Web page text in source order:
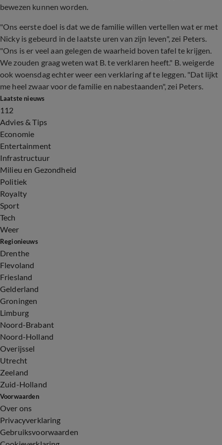
bewezen kunnen worden.
"Ons eerste doel is dat we de familie willen vertellen wat er met
Nicky is gebeurd in de laatste uren van zijn leven", zei Peters.
"Ons is er veel aan gelegen de waarheid boven tafel te krijgen.
We zouden graag weten wat B. te verklaren heeft." B. weigerde
ook woensdag echter weer een verklaring af te leggen. "Dat lijkt
me heel zwaar voor de familie en nabestaanden", zei Peters.
Laatste nieuws
112
Advies & Tips
Economie
Entertainment
Infrastructuur
Milieu en Gezondheid
Politiek
Royalty
Sport
Tech
Weer
Regionieuws
Drenthe
Flevoland
Friesland
Gelderland
Groningen
Limburg
Noord-Brabant
Noord-Holland
Overijssel
Utrecht
Zeeland
Zuid-Holland
Voorwaarden
Over ons
Privacyverklaring
Gebruiksvoorwaarden